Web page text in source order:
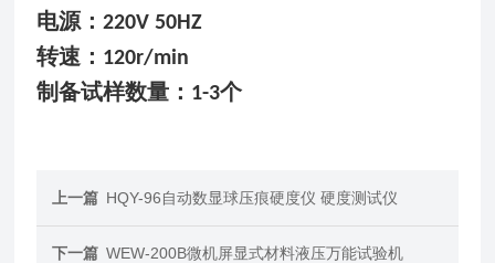
电源： 220V 50HZ
转速： 120r/min
制备试样数量： 1-3个
上一篇 HQY-96自动数显球压痕硬度仪 硬度测试仪
下一篇 WEW-200B微机屏显式材料液压万能试验机